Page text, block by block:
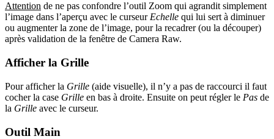
Attention de ne pas confondre l’outil Zoom qui agrandit simplement
l’image dans l’aperçu avec le curseurEchelle qui lui sert à diminuer
ou augmenter la zone de l’image, pour la recadrer (ou la découper)
après validation de la fenêtre de Camera Raw.
Afficher la Grille
Pour afficher la Grille (aide visuelle), il n’y a pas de raccourci il faut
cocher la case Grille en bas à droite. Ensuite on peut régler le Pas de
la Grille avec le curseur.
Outil Main